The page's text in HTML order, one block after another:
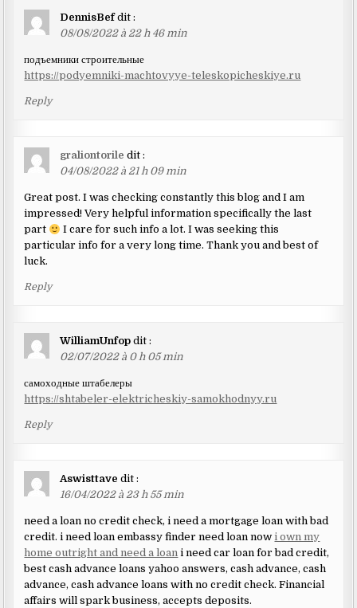
DennisBef dit :
08/08/2022 à 22 h 46 min
подъемники строительные
https://podyemniki-machtovyye-teleskopicheskiye.ru
Reply
graliontorile dit :
04/08/2022 à 21 h 09 min
Great post. I was checking constantly this blog and I am
impressed! Very helpful information specifically the last
part
I care for such info a lot. I was seeking this
particular info for a very long time. Thank you and best of
luck.
Reply
WilliamUnfop dit :
02/07/2022 à 0 h 05 min
самоходные штабелеры
https://shtabeler-elektricheskiy-samokhodnyy.ru
Reply
Aswisttave dit :
16/04/2022 à 23 h 55 min
need a loan no credit check, i need a mortgage loan with bad
credit. i need loan embassy finder need loan nowi own my
home outright and need a loan i need car loan for bad credit,
best cash advance loans yahoo answers, cash advance, cash
advance, cash advance loans with no credit check. Financial
affairs will spark business, accepts deposits.